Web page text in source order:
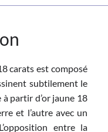
carats est composé
subtilement le
à partir d’or jaune 18
et l’autre avec un
entre la